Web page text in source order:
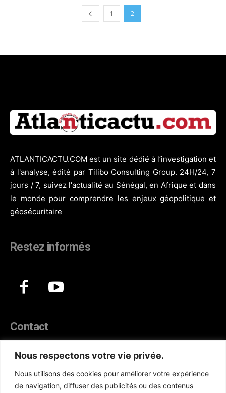
Nous respectons votre vie privée.
Nous utilisons des cookies pour améliorer votre expérience
de navigation, diffuser des publicités ou des contenus
1 2
ATLANTICACTU.COM est un site dédié à l’investigation et
à l'analyse, édité par Tilibo Consulting Group. 24H/24, 7
jours / 7, suivez l'actualité au Sénégal, en Afrique et dans
le monde pour comprendre les enjeux géopolitique et
géosécuritaire
Restez informés
Contact
Téléphone :(+221) 70 330 86 87‬
WhatsApp : (+33) 6 52 17 85 46
E-mail : redaction@atlanticactu.com